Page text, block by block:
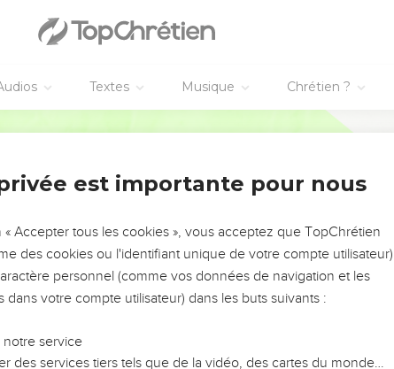
Textes Musique Chrétien ?
L’ANNÉE !
?
leur foi ou leur vision. Mais on voit
traversés, alors même que ce sont
reviennent sur les erreurs
de sagesse afin que leurs erreurs
est importante pour nous
Accepter tous les cookies », vous acceptez que TopChrétien
des cookies ou l'identifiant unique de votre compte utilisateur)
personnel (comme vos données de navigation et les
dans votre compte utilisateur) dans les buts suivants :
service
des services tiers tels que de la vidéo, des cartes du monde…